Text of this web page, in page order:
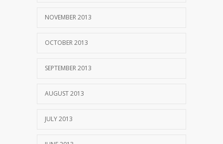
NOVEMBER 2013
OCTOBER 2013
SEPTEMBER 2013
AUGUST 2013
JULY 2013